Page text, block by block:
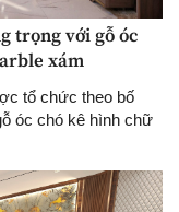
trọng với gỗ óc
xám
tổ chức theo bố
óc chó kê hình chữ